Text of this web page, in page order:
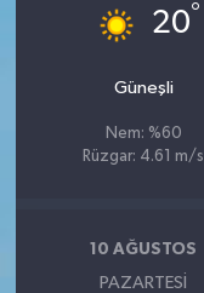
20°
Güneşli
Nem: %60
Rüzgar: 4.61 m/s
10 AĞUSTOS
PAZARTESI